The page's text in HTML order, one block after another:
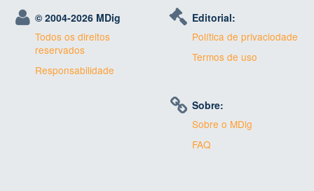
© 2004-2026 MDig
Todos os direitos
reservados
Responsabilidade
Editorial:
Política de privaciodade
Termos de uso
Sobre:
Sobre o MDig
FAQ